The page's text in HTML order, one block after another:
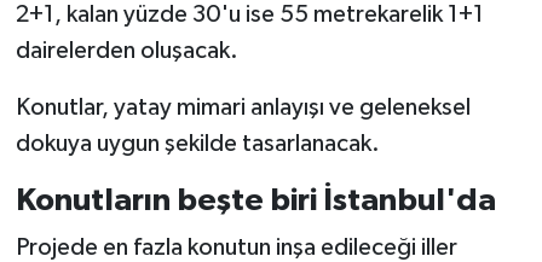
2+1, kalan yüzde 30'u ise 55 metrekarelik 1+1
dairelerden oluşacak.
Konutlar, yatay mimari anlayışı ve geleneksel
dokuya uygun şekilde tasarlanacak.
Konutların beşte biri İstanbul'da
Projede en fazla konutun inşa edileceği iller